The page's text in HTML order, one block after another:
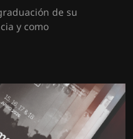
de su
y como